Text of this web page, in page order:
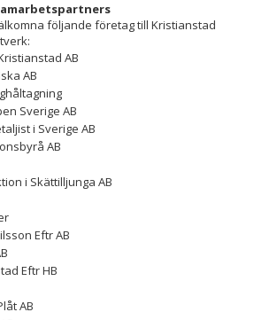
följande företag till Kristianstad
AB
AB
Sverige AB
i Sverige AB
AB
i Skättilljunga AB
Eftr AB
Eftr HB
AB